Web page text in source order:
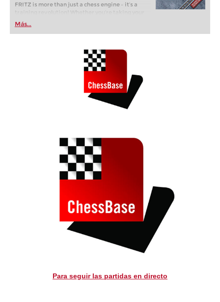
FRITZ is more than just a chess engine – it’s a
training revolution! Whether you’re taking your
first steps into the world of club chess, or already
playing at a tournament level: with FRITZ, you can
train more efficiently, intelligently and with a
Más...
Para seguir las partidas en directo